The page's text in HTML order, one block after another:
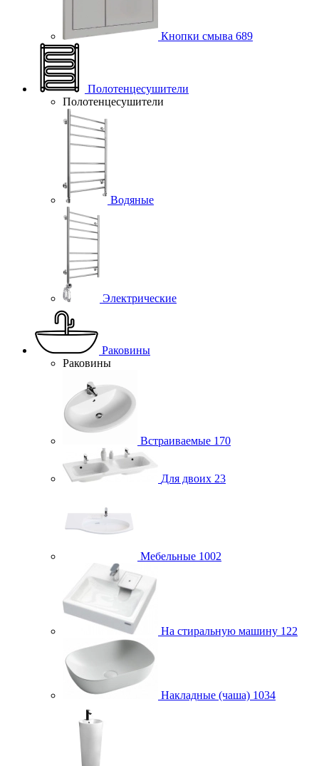
Кнопки смыва 689
Полотенцесушители
Полотенцесушители
Водяные
Электрические
Раковины
Раковины
Встраиваемые 170
Для двоих 23
Мебельные 1002
На стиральную машину 122
Накладные (чаша) 1034